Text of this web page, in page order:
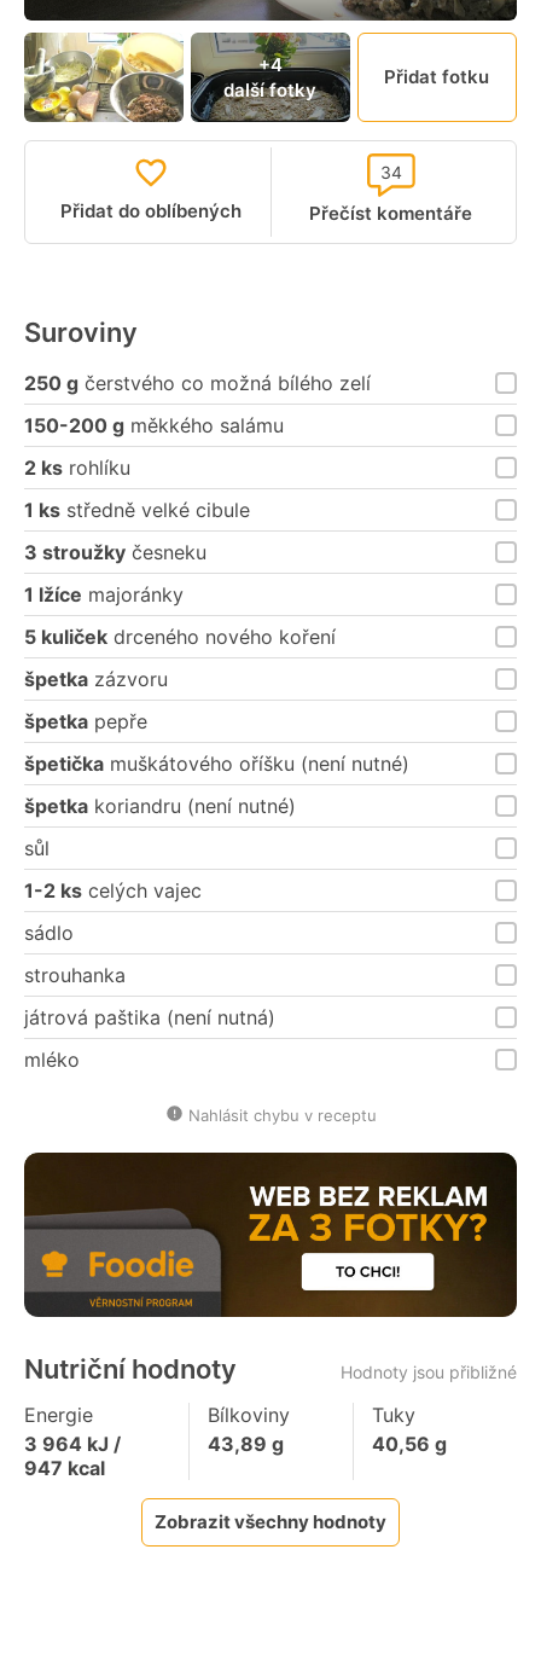
+4
další fotky
Přidat fotku
Přidat do oblíbených Přečíst komentáře
34
Suroviny
250 g čerstvého co možná bílého zelí
150-200 g měkkého salámu
2 ks rohlíku
1 ks středně velké cibule
3 stroužky česneku
1 lžíce majoránky
5 kuliček drceného nového koření
špetka zázvoru
špetka pepře
špetička muškátového oříšku (není nutné)
špetka koriandru (není nutné)
sůl
1-2 ks celých vajec
sádlo
strouhanka
játrová paštika (není nutná)
mléko
Nahlásit chybu v receptu
Nutriční hodnoty Hodnoty jsou přibližné
Energie
3 964 kJ /
947 kcal
Bílkoviny
43,89 g
Tuky
40,56 g
Zobrazit všechny hodnoty